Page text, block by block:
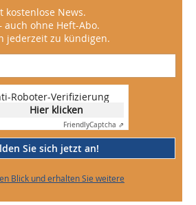
kostenlose News.
ohne Heft-Abo.
jederzeit zu kündigen.
Roboter-Verifizierung
Hier klicken
FriendlyCaptcha ⇗
Sie sich jetzt an!
Blick und erhalten Sie weitere